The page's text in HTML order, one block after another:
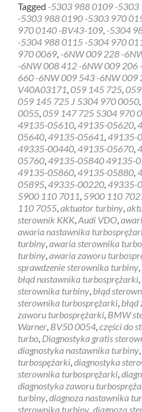
Tagged -5303 988 0109 -
-5303 988 0190 -5303 970
970 0140 -BV43-109, -5304
-5304 988 0115 -5304 970
970 0069, -6NW 009 228 -
-6NW 008 412 -6NW 009 206
660 -6NW 009 543 -6NW 009
V40A03171,059 145 725,
059 145 725 J 5304 970 0050,
0055,059 147 725 5304 970
49135-05610,49135-05620,
05640,49135-05641,49135-
49335-00440,49135-05670,
05760,49135-05840 49135-
49135-05860,49135-05880,
05895,49335-00220,49335-
5900 110 7011, 5900 110
110 7055,aktuator turbiny,
sterownik KKK,Audi VDO,
awaria nastawnika
turbiny,awaria sterownika
turbiny,awaria zaworu
sprawdzenie sterownika turbiny,
błąd nastawnika turbosprężarki,
sterownika turbiny, błąd
sterownika turbosprężarki,
zaworu turbosprężarki, BMW
Warner, BV50 0054,części do
turbo, Diagnostyka gratis
diagnostyka nastawnika turbiny,
turbospężarki,diagnostyka
sterownika turbosprężarki,
diagnostyka zaworu
turbiny,diagnoza nastawnika
sterownika turbiny,diagnoza